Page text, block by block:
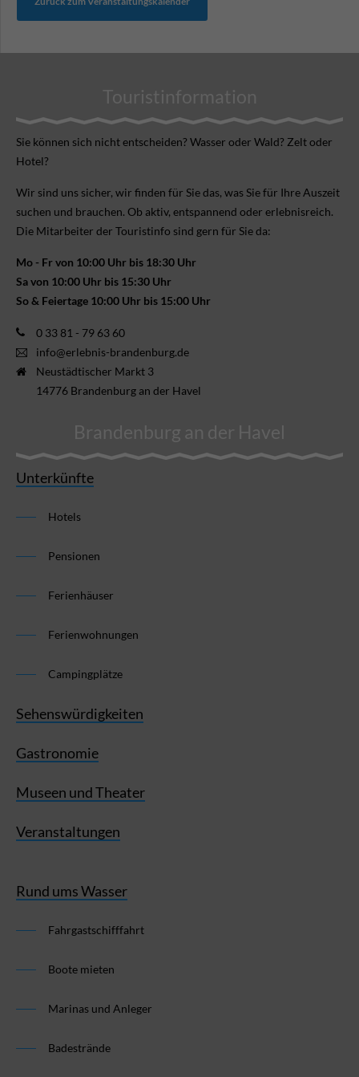
Touristinformation
Sie können sich nicht ent­scheiden? Wasser oder Wald? Zelt oder
Hotel?
Wir sind uns sicher, wir finden für Sie das, was Sie für Ihre Aus­zeit
suchen und brauchen. Ob aktiv, ent­spannend oder erlebnis­reich.
Die Mitarbeiter der Touristinfo sind gern für Sie da:
Mo - Fr von 10:00 Uhr bis 18:30 Uhr
Sa von 10:00 Uhr bis 15:30 Uhr
So & Feiertage 10:00 Uhr bis 15:00 Uhr
0 33 81 - 79 63 60
info@erlebnis-brandenburg.de
Neustädtischer Markt 3
14776 Brandenburg an der Havel
Brandenburg an der Havel
Unterkünfte
Hotels
Pensionen
Ferienhäuser
Ferienwohnungen
Campingplätze
Sehenswürdigkeiten
Gastronomie
Museen und Theater
Veranstaltungen
Rund ums Wasser
Fahrgastschifffahrt
Boote mieten
Marinas und Anleger
Badestrände